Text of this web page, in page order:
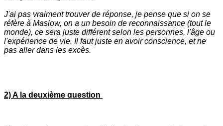
J'ai pas vraiment trouver de réponse, je pense que si on se
réfère à Maslow, on a un besoin de reconnaissance (tout le
monde), ce sera juste différent selon les personnes, l'âge ou
l'expérience de vie. Il faut juste en avoir conscience, et ne
pas aller dans les excès.
2) A la deuxième question